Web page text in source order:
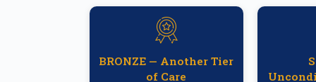
BRONZE — Another Tier
of Care